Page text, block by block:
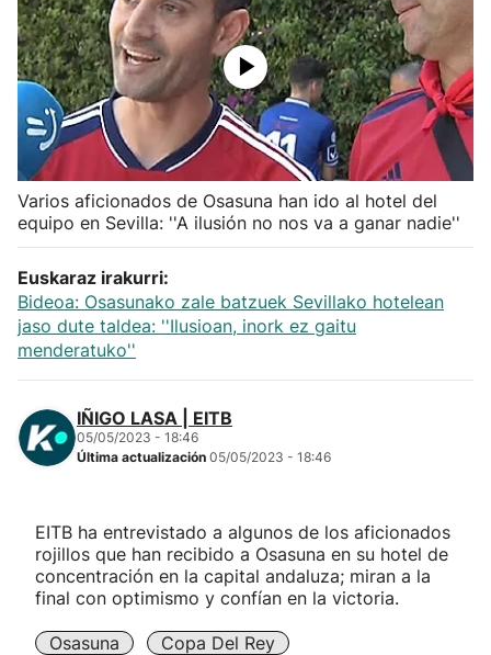
Herri-kirolak
Balonmano
Kirolak 360
Atletismo
Más deportes
"Helmuga"
Varios aficionados de Osasuna han ido al hotel del
equipo en Sevilla: ''A ilusión no nos va a ganar nadie''
Euskaraz irakurri:
Bideoa: Osasunako zale batzuek Sevillako hotelean
jaso dute taldea: ''Ilusioan, inork ez gaitu
menderatuko''
IÑIGO LASA | EITB
05/05/2023 - 18:46
Última actualización 05/05/2023 - 18:46
EITB ha entrevistado a algunos de los aficionados
rojillos que han recibido a Osasuna en su hotel de
concentración en la capital andaluza; miran a la
final con optimismo y confían en la victoria.
Osasuna Copa Del Rey